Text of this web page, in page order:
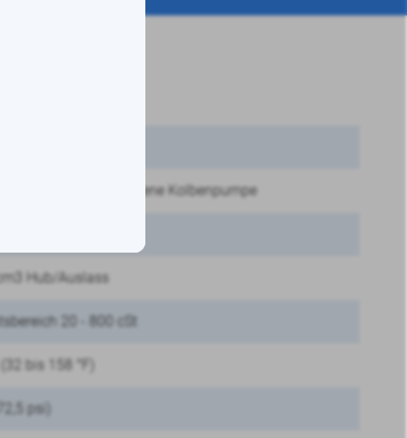
oder elektrisch betriebene Kolbenpumpe
Hub/Auslass
20 - 800 cSt
bis 158 °F)
psi)